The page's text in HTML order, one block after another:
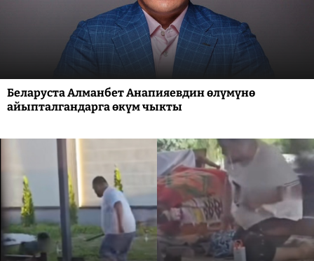
Беларуста Алманбет Анапияевдин өлүмүнө
айыпталгандарга өкүм чыкты